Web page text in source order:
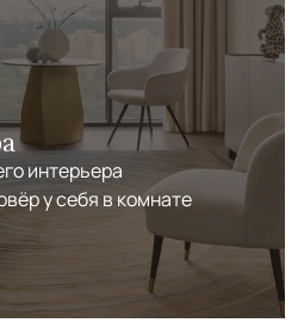
интерьера
у себя в комнате